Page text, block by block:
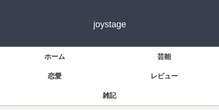
joystage
ホーム 芸能
恋愛 レビュー
雑記